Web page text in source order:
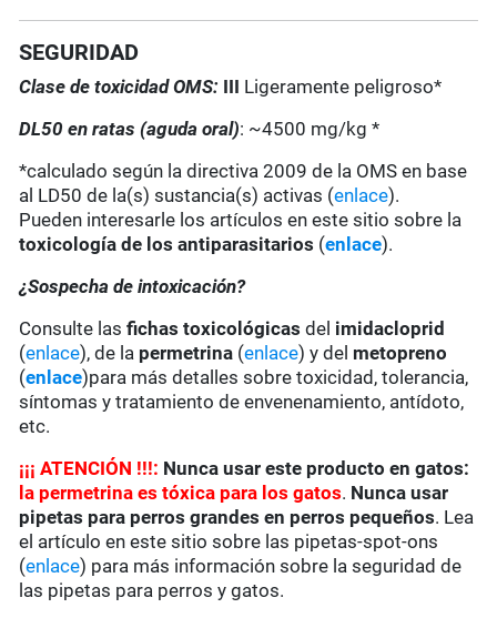
SEGURIDAD
Clase de toxicidad OMS: III Ligeramente peligroso*
DL50 en ratas (aguda oral): ~4500 mg/kg *
*calculado según la directiva 2009 de la OMS en base
al LD50 de la(s) sustancia(s) activas (enlace).
Pueden interesarle los artículos en este sitio sobre la
toxicología de los antiparasitarios (enlace).
¿Sospecha de intoxicación?
Consulte lasfichas toxicológicas del imidacloprid
(enlace), de la permetrina (enlace) y del metopreno
(enlace)para más detalles sobre toxicidad, tolerancia,
síntomas y tratamiento de envenenamiento, antídoto,
etc.
¡¡¡ ATENCIÓN !!!: Nunca usar este producto en gatos:
la permetrina es tóxica para los gatos. Nunca usar
pipetas para perros grandes en perros pequeños. Lea
el artículo en este sitio sobre las pipetas-spot-ons
(enlace) para más información sobre la seguridad de
las pipetas para perros y gatos.